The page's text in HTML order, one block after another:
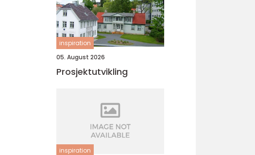
inspiration
05. August 2026
Prosjektutvikling
inspiration